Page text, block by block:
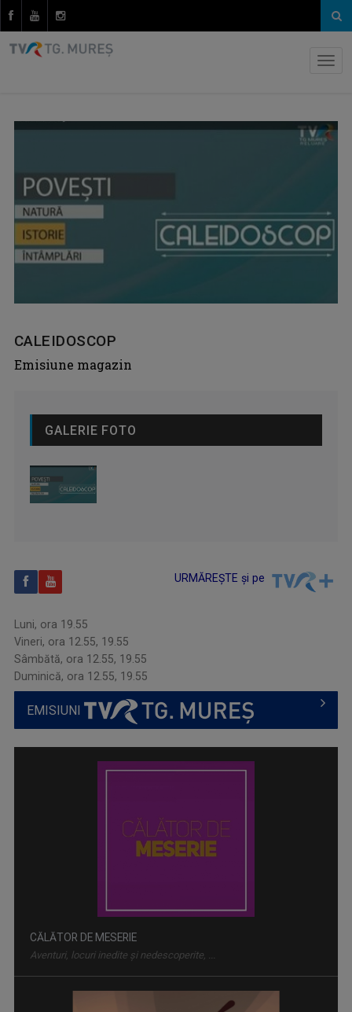
CALEIDOSCOP
Emisiune magazin
GALERIE FOTO
URMĂREȘTE și pe
Luni, ora 19.55
Vineri, ora 12.55, 19.55
Sâmbătă, ora 12.55, 19.55
Duminică, ora 12.55, 19.55
EMISIUNI
CĂLĂTOR DE MESERIE
Aventuri, locuri inedite și nedescoperite, ...